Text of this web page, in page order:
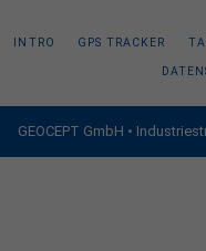
INTRO GPS TRACKER
GEOCEPT GmbH •